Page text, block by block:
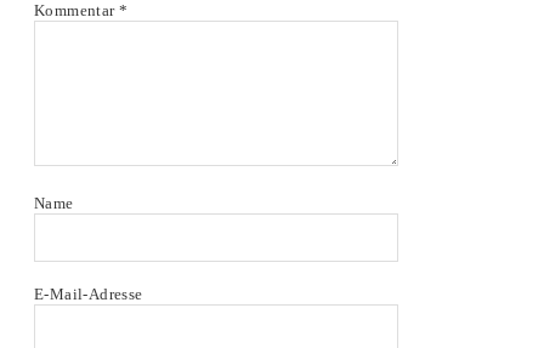
Kommentar *
Name
E-Mail-Adresse